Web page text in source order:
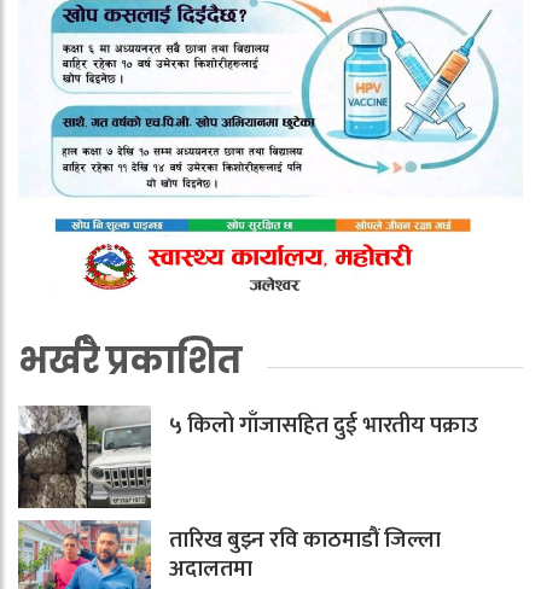
भर्खरै प्रकाशित
५ किलो गाँजासहित दुई भारतीय पक्राउ
तारिख बुझ्न रवि काठमाडौं जिल्ला
अदालतमा